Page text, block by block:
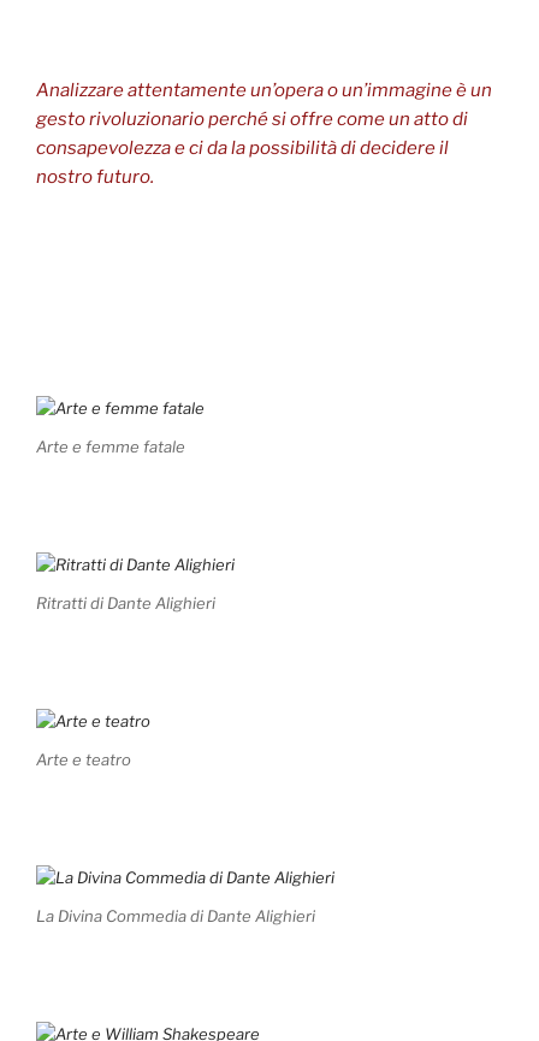
Analizzare attentamente un’opera o un’immagine è un
gesto rivoluzionario perché si offre come un atto di
consapevolezza e ci da la possibilità di decidere il
nostro futuro.
Arte e femme fatale
Ritratti di Dante Alighieri
Arte e teatro
La Divina Commedia di Dante Alighieri